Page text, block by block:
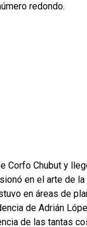
redondo.
Corfo Chubut y
en el arte de
en áreas de
de Adrián
de las tantas